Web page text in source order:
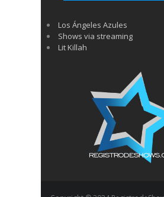
Los Ángeles Azules
Shows via streaming
Lit Killah